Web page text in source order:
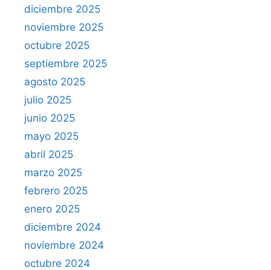
diciembre 2025
noviembre 2025
octubre 2025
septiembre 2025
agosto 2025
julio 2025
junio 2025
mayo 2025
abril 2025
marzo 2025
febrero 2025
enero 2025
diciembre 2024
noviembre 2024
octubre 2024